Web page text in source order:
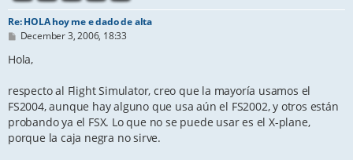
Re: HOLA hoy me e dado de alta
P
s
t
December 3, 2006, 18:33
Hola,
respecto al Flight Simulator, creo que la mayoría usamos el
FS2004, aunque hay alguno que usa aún el FS2002, y otros están
probando ya el FSX. Lo que no se puede usar es el X-plane,
porque la caja negra no sirve.